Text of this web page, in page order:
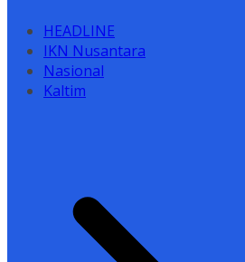
HEADLINE
IKN Nusantara
Nasional
Kaltim